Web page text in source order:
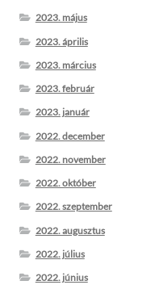
2023. május
2023. április
2023. március
2023. február
2023. január
2022. december
2022. november
2022. október
2022. szeptember
2022. augusztus
2022. július
2022. június